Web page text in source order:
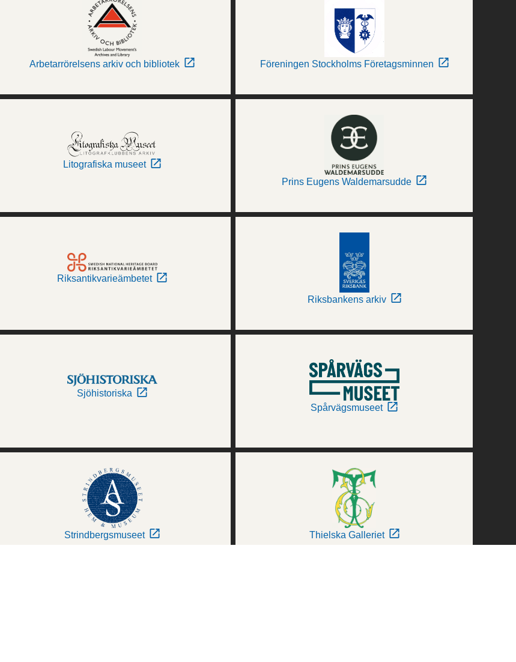
Arbetarrörelsens arkiv och bibliotek Föreningen Stockholms Företagsminnen
Litografiska museet
Prins Eugens Waldemarsudde
Riksantikvarieämbetet
Riksbankens arkiv
Sjöhistoriska
Spårvägsmuseet
Strindbergsmuseet Thielska Galleriet